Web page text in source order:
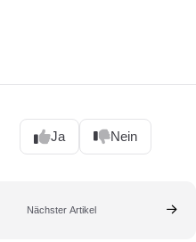
Ja Nein
Nächster Artikel